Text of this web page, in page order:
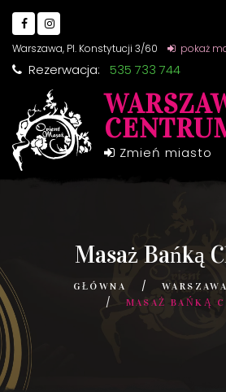
Warszawa, Pl. Konstytucji 3/60 pokaż
Rezerwacja: 535 733 744
Zmień miasto
Masaż Bańką
GŁÓWNA
MASAŻ BAŃKĄ